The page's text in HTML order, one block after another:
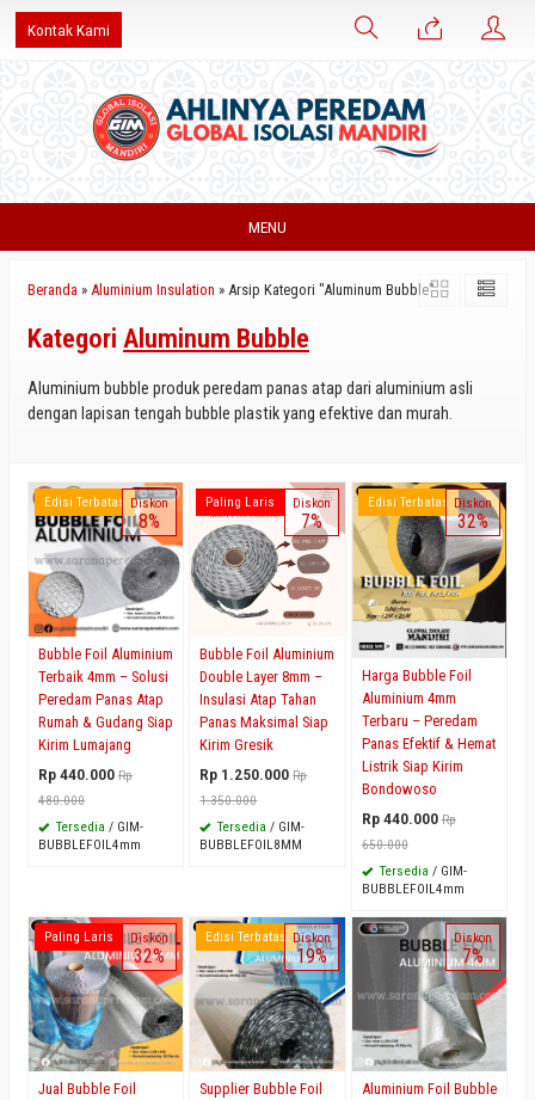
Kontak Kami
MENU
Beranda » Aluminium Insulation » Arsip Kategori "Aluminum Bubble"
Kategori Aluminum Bubble
Aluminium bubble produk peredam panas atap dari aluminium asli
dengan lapisan tengah bubble plastik yang efektive dan murah.
Edisi Terbatas Diskon
8%
Bubble Foil Aluminium
Terbaik 4mm – Solusi
Peredam Panas Atap
Rumah & Gudang Siap
Kirim Lumajang
Rp 440.000 Rp
480.000
Tersedia / GIM-
BUBBLEFOIL4mm
Paling Laris Diskon
7%
Bubble Foil Aluminium
Double Layer 8mm –
Insulasi Atap Tahan
Panas Maksimal Siap
Kirim Gresik
Rp 1.250.000 Rp
1.350.000
Tersedia / GIM-
BUBBLEFOIL8MM
Edisi Terbatas Diskon
32%
Harga Bubble Foil
Aluminium 4mm
Terbaru – Peredam
Panas Efektif & Hemat
Listrik Siap Kirim
Bondowoso
Rp 440.000 Rp
650.000
Tersedia / GIM-
BUBBLEFOIL4mm
Paling Laris Diskon
32%
Jual Bubble Foil
Edisi Terbatas Diskon
19%
Supplier Bubble Foil
Diskon
7%
Aluminium Foil Bubble